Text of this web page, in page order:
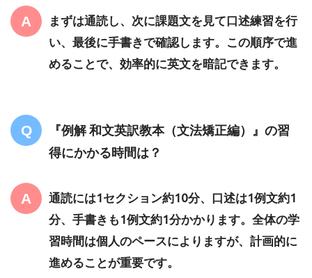
まずは通読し、次に課題文を見て口述練習を行
い、最後に手書きで確認します。この順序で進
めることで、効率的に英文を暗記できます。
『例解 和文英訳教本（文法矯正編）』の習
得にかかる時間は？
通読には1セクション約10分、口述は1例文約1
分、手書きも1例文約1分かかります。全体の学
習時間は個人のペースによりますが、計画的に
進めることが重要です。